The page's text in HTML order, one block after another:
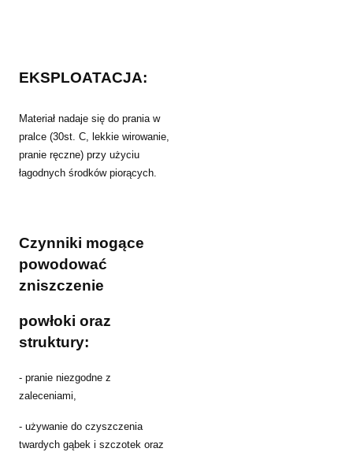
EKSPLOATACJA:
Materiał nadaje się do prania w
pralce (30st. C, lekkie wirowanie,
pranie ręczne) przy użyciu
łagodnych środków piorących.
Czynniki mogące
powodować
zniszczenie
powłoki oraz
struktury:
- pranie niezgodne z
zaleceniami,
- używanie do czyszczenia
twardych gąbek i szczotek oraz